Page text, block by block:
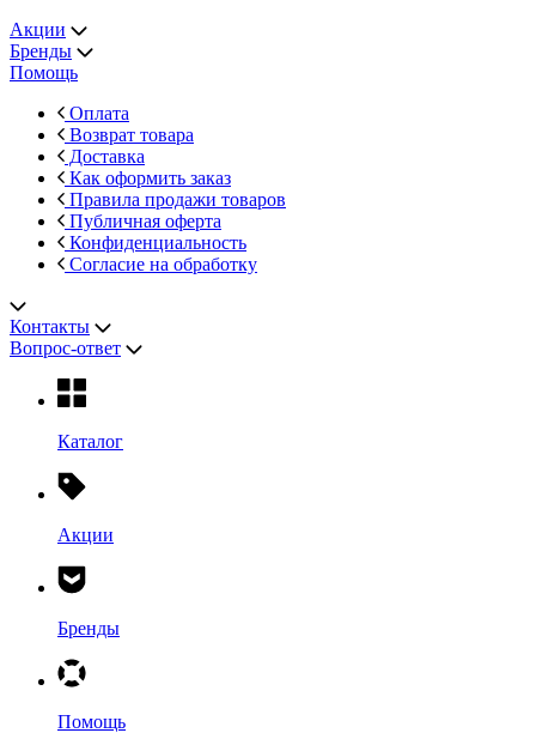
Акции
Бренды
Помощь
Оплата
Возврат товара
Доставка
Как оформить заказ
Правила продажи товаров
Публичная оферта
Конфиденциальность
Согласие на обработку
Контакты
Вопрос-ответ
Каталог
Акции
Бренды
Помощь